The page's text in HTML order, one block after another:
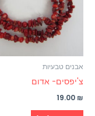
אבנים טבעיות
צ'יפסים- אדום
19.00 ₪